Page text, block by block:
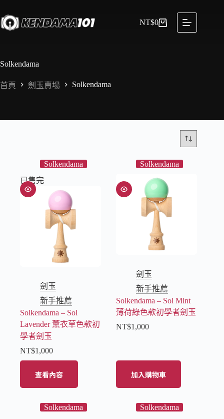
NT$0
Solkendama
首頁 劍玉賣場 Solkendama
Solkendama
已售完
劍玉
新手推薦
Solkendama – Sol
Lavender 薰衣草色款初
學者劍玉
NT$1,000
查看內容
Solkendama
劍玉
新手推薦
Solkendama – Sol Mint
薄荷綠色款初學者劍玉
NT$1,000
加入購物車
Solkendama
Solkendama